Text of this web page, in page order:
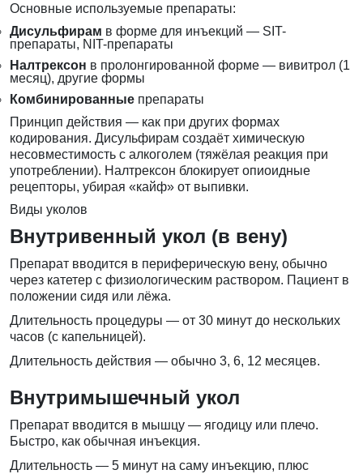
Основные используемые препараты:
Дисульфирам в форме для инъекций — SIT-
препараты, NIT-препараты
Налтрексон в пролонгированной форме — вивитрол (1
месяц), другие формы
Комбинированные препараты
Принцип действия — как при других формах
кодирования. Дисульфирам создаёт химическую
несовместимость с алкоголем (тяжёлая реакция при
употреблении). Налтрексон блокирует опиоидные
рецепторы, убирая «кайф» от выпивки.
Виды уколов
Внутривенный укол (в вену)
Препарат вводится в периферическую вену, обычно
через катетер с физиологическим раствором. Пациент в
положении сидя или лёжа.
Длительность процедуры — от 30 минут до нескольких
часов (с капельницей).
Длительность действия — обычно 3, 6, 12 месяцев.
Внутримышечный укол
Препарат вводится в мышцу — ягодицу или плечо.
Быстро, как обычная инъекция.
Длительность — 5 минут на саму инъекцию, плюс